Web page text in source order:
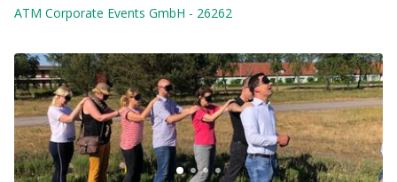
ATM Corporate Events GmbH - 26262